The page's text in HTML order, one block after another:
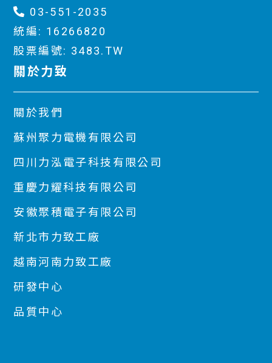
03-551-2035
統編: 16266820
股票編號: 3483.TW
關於力致
關於我們
蘇州聚力電機有限公司
四川力泓電子科技有限公司
重慶力耀科技有限公司
安徽聚積電子有限公司
新北市力致工廠
越南河南力致工廠
研發中心
品質中心